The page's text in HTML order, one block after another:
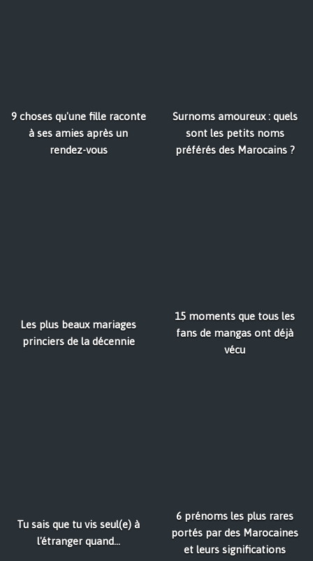
9 choses qu'une fille raconte
à ses amies après un
rendez-vous
Surnoms amoureux : quels
sont les petits noms
préférés des Marocains ?
Les plus beaux mariages
princiers de la décennie
15 moments que tous les
fans de mangas ont déjà
vécu
Tu sais que tu vis seul(e) à
l'étranger quand…
6 prénoms les plus rares
portés par des Marocaines
et leurs significations